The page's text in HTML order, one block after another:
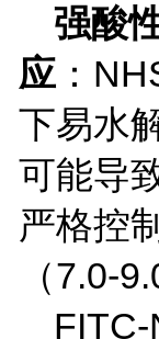
强酸
应：
下易水
可能导
严格控
（7.0-